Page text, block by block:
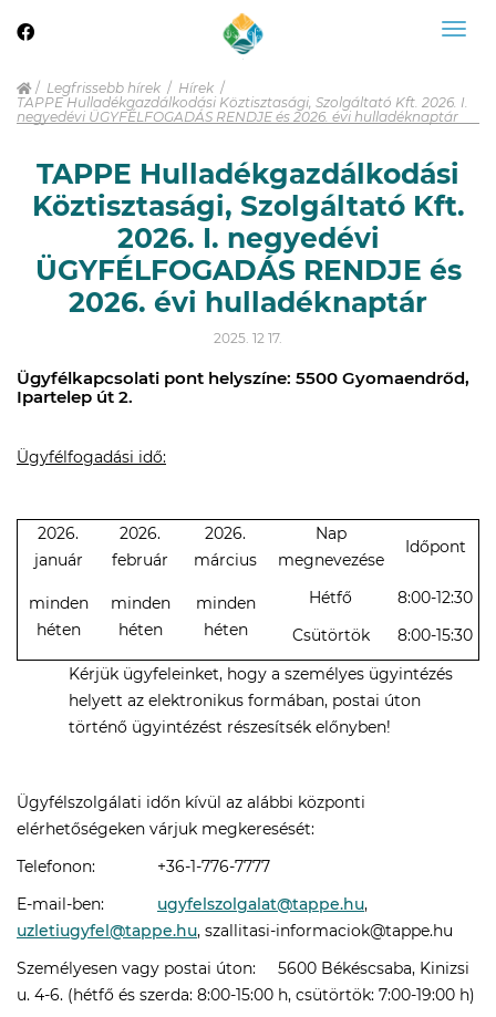
Legfrissebb hírek
Hírek
TAPPE Hulladékgazdálkodási Köztisztasági, Szolgáltató Kft. 2026. I.
negyedévi ÜGYFÉLFOGADÁS RENDJE és 2026. évi hulladéknaptár
TAPPE Hulladékgazdálkodási
Köztisztasági, Szolgáltató Kft.
2026. I. negyedévi
ÜGYFÉLFOGADÁS RENDJE és
2026. évi hulladéknaptár
2025. 12 17.
Ügyfélkapcsolati pont helyszíne: 5500 Gyomaendrőd,
Ipartelep út 2.
Ügyfélfogadási idő:
2026.
január
2026.
február
2026.
március
Nap
megnevezése
Időpont
minden
héten
minden
héten
minden
héten
Hétfő
Csütörtök
8:00-12:30
8:00-15:30
Kérjük ügyfeleinket, hogy a személyes ügyintézés
helyett az elektronikus formában, postai úton
történő ügyintézést részesítsék előnyben!
Ügyfélszolgálati időn kívül az alábbi központi
elérhetőségeken várjuk megkeresését:
Telefonon: +36-1-776-7777
E-mail-ben: ugyfelszolgalat@tappe.hu,
uzletiugyfel@tappe.hu, szallitasi-informaciok@tappe.hu
Személyesen vagy postai úton: 5600 Békéscsaba, Kinizsi
u. 4-6. (hétfő és szerda: 8:00-15:00 h, csütörtök: 7:00-19:00 h)